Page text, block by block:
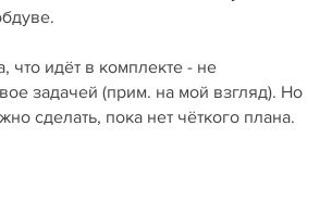
что идёт в комплекте - не
задачей (прим. на мой взгляд). Но
сделать, пока нет чёткого плана.